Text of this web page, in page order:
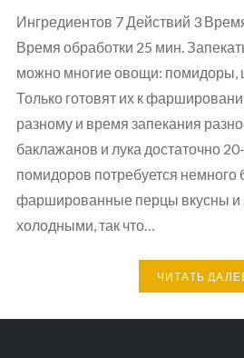
Ингредиентов 7 Действий 3
Время обработки 25 мин.
можно многие овощи: помидоры,
Только готовят их к
разному и время запекания
баклажанов и лука достаточно
помидоров потребуется
фаршированные перцы вкусны и
холодными, так что…
ЧИТАТЬ